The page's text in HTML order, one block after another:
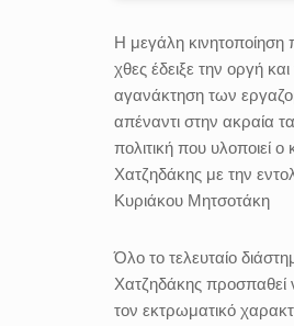
Η μεγάλη κινητοποίηση
χθες έδειξε την οργή και
αγανάκτηση των
απέναντι στην ακραία
πολιτική που υλοποιεί ο
Χατζηδάκης με την
Κυριάκου Μητσοτάκη
Όλο το τελευταίο
Χατζηδάκης προσπαθεί
τον εκτρωματικό